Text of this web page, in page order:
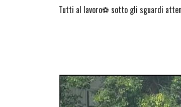
Tutti al lavoro⚽ sotto gli sguardi